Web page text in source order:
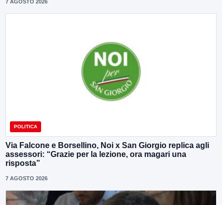
7 AGOSTO 2026
POLITICA
Via Falcone e Borsellino, Noi x San Giorgio replica agli
assessori: “Grazie per la lezione, ora magari una
risposta”
7 AGOSTO 2026